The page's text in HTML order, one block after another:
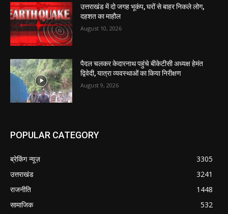
उत्तराखंड में दो जगह भूकंप, घरों से बाहर निकले लोग,
दहशत का माहौल
August 10, 2026
पैदल चलकर केदारनाथ पहुंचे बीकेटीसी अध्यक्ष हेमंत
द्विवेदी, यात्रा व्यवस्थाओं का किया निरीक्षण
August 9, 2026
POPULAR CATEGORY
ब्रेकिंग न्यूज़
3305
उत्तराखंड
3241
राजनीति
1448
सामाजिक
532